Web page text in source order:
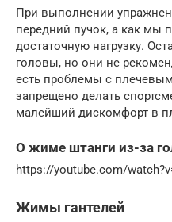
При выполнении
передний пучок, а как мы
достаточную нагрузку.
головы, но они не
есть проблемы с
запрещено делать
малейший дискомфорт в
О жиме штанги из-за
https://youtube.com/
Жимы гантелей